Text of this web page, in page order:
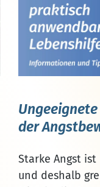
der
Starke Angst
und deshalb